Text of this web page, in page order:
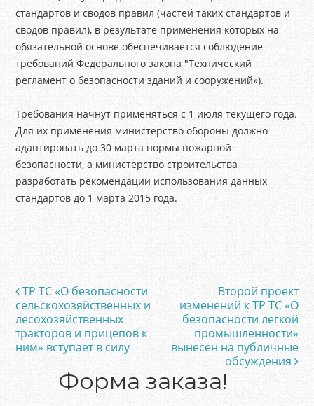
стандартов и сводов правил (частей таких стандартов и
сводов правил), в результате применения которых на
обязательной оснoве обеспечивается соблюдение
требований Федерального закона "Технический
регламент o безопасности зданий и сооружений»).
Требования начнут применяться с 1 июля текущего года.
Для их применения министерство обороны должно
адаптировать до 30 марта нормы пожарной
безопасности, а министерство строительства
разработать рекомендации использования данных
стандартов до 1 марта 2015 года.
Post navigation
ТР ТС «О безопасности
сельскохозяйственных и
лесохозяйственных
тракторов и прицепов к
ним» вступает в силу
Второй проект
изменений к ТР ТС «О
безопасности легкой
промышленности»
вынесен на публичные
обсуждения
Форма заказа!